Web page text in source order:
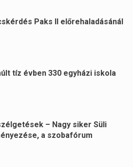
Paks II előrehaladásánál
tíz évben 330 egyházi iskola
– Nagy siker Süli
a szobafórum